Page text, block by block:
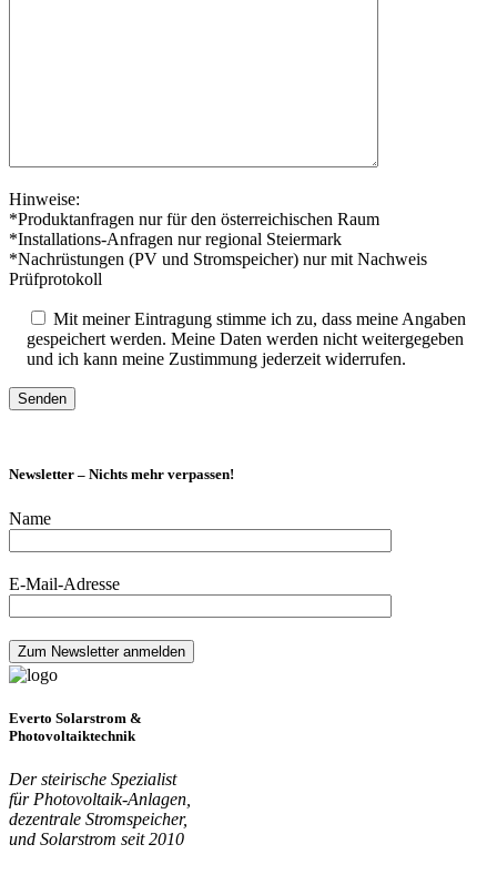
Hinweise:
*Produktanfragen nur für den österreichischen Raum
*Installations-Anfragen nur regional Steiermark
*Nachrüstungen (PV und Stromspeicher) nur mit Nachweis
Prüfprotokoll
Mit meiner Eintragung stimme ich zu, dass meine Angaben
gespeichert werden. Meine Daten werden nicht weitergegeben
und ich kann meine Zustimmung jederzeit widerrufen.
Newsletter – Nichts mehr verpassen!
Name
E-Mail-Adresse
Everto Solarstrom &
Photovoltaiktechnik
Der steirische Spezialist
für Photovoltaik-Anlagen,
dezentrale Stromspeicher,
und Solarstrom seit 2010